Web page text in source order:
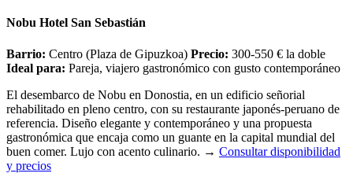
Nobu Hotel San Sebastián
Barrio: Centro (Plaza de Gipuzkoa) Precio: 300-550 € la doble
Ideal para: Pareja, viajero gastronómico con gusto contemporáneo
El desembarco de Nobu en Donostia, en un edificio señorial
rehabilitado en pleno centro, con su restaurante japonés-peruano de
referencia. Diseño elegante y contemporáneo y una propuesta
gastronómica que encaja como un guante en la capital mundial del
buen comer. Lujo con acento culinario. → Consultar disponibilidad
y precios